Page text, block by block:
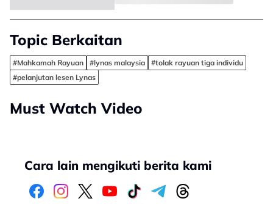
Topic Berkaitan
#Mahkamah Rayuan #lynas malaysia
#tolak rayuan tiga individu
#pelanjutan lesen Lynas
Must Watch Video
Cara lain mengikuti berita kami